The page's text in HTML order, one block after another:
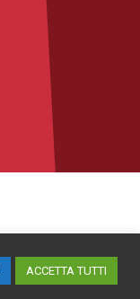
ACCETTA TUTTI